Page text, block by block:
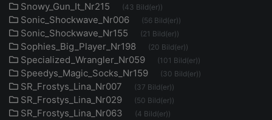
Snowy_Gun_It_Nr215 (43 Bild(er))
Sonic_Shockwave_Nr006 (56 Bild(er))
Sonic_Shockwave_Nr155 (21 Bild(er))
Sophies_Big_Player_Nr198 (20 Bild(er))
Specialized_Wrangler_Nr059 (101 Bild(er))
Speedys_Magic_Socks_Nr159 (30 Bild(er))
SR_Frostys_Lina_Nr007 (37 Bild(er))
SR_Frostys_Lina_Nr029 (50 Bild(er))
SR_Frostys_Lina_Nr063 (4 Bild(er))